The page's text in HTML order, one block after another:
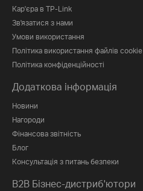
Кар'єра в TP-Link
Зв'язатися з нами
Умови використання
Політика використання файлів cookie
Політика конфіденційності
Додаткова інформація
Новини
Нагороди
Фінансова звітність
Блог
Консультація з питань безпеки
B2B Бізнес-дистриб'ютори